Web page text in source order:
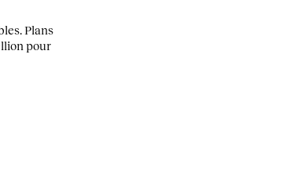
Plans
pour